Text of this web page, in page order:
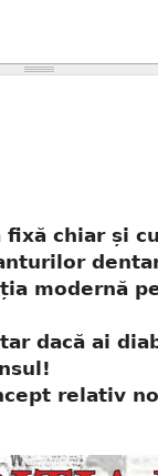
fixă chiar și
modernă
dacă ai
relativ